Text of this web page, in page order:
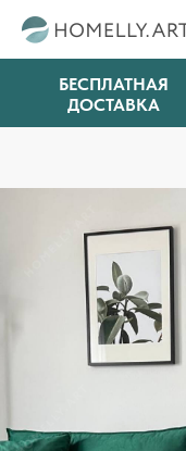
БЕСПЛАТНАЯ
ДОСТАВКА